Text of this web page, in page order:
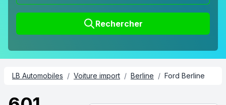
Rechercher
LB Automobiles / Voiture import / Berline / Ford Berline